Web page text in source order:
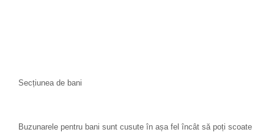
Secțiunea de bani
Buzunarele pentru bani sunt cusute în așa fel încât să poți scoate